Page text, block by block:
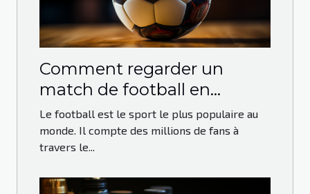
Comment regarder un
match de football en
direct?
Le football est le sport le plus populaire au
monde. Il compte des millions de fans à
travers le...